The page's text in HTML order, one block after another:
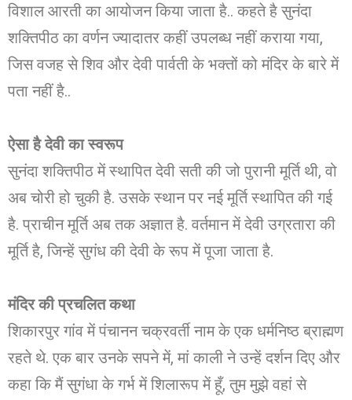
विशाल आरती का आयोजन किया जाता है.. कहते है सुनंदा
शक्तिपीठ का वर्णन ज्यादातर कहीं उपलब्ध नहीं कराया गया,
जिस वजह से शिव और देवी पार्वती के भक्तों को मंदिर के बारे में
पता नहीं है..
ऐसा है देवी का स्वरूप
सुनंदा शक्तिपीठ में स्थापित देवी सती की जो पुरानी मूर्ति थी, वो
अब चोरी हो चुकी है. उसके स्थान पर नई मूर्ति स्थापित की गई
है. प्राचीन मूर्ति अब तक अज्ञात है. वर्तमान में देवी उग्रतारा की
मूर्ति है, जिन्हें सुगंध की देवी के रूप में पूजा जाता है.
मंदिर की प्रचलित कथा
शिकारपुर गांव में पंचानन चक्रवर्ती नाम के एक धर्मनिष्ठ ब्राह्मण
रहते थे. एक बार उनके सपने में, मां काली ने उन्हें दर्शन दिए और
कहा कि मैं सुगंधा के गर्भ में शिलारूप में हूँ, तुम मुझे वहां से